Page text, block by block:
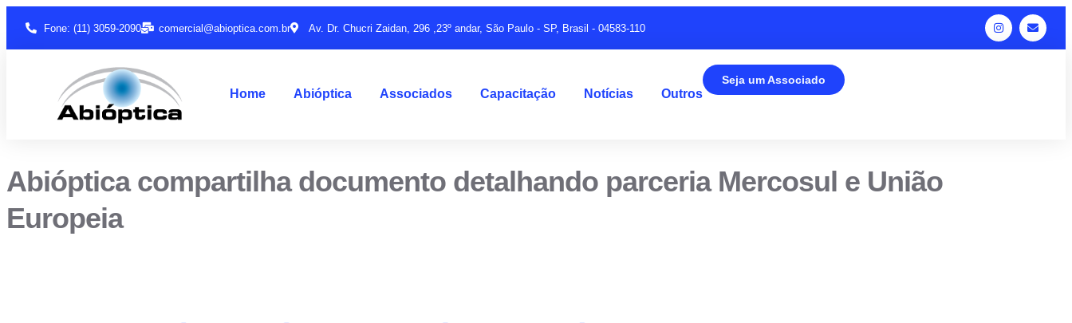
Fone: (11) 3059-2090 comercial@abioptica.com.br Av. Dr. Chucri Zaidan, 296 ,23º andar, São Paulo - SP, Brasil - 04583-110
Home Abióptica Associados Capacitação Notícias Outros
Seja um Associado
Abióptica compartilha documento detalhando parceria Mercosul e União
Europeia